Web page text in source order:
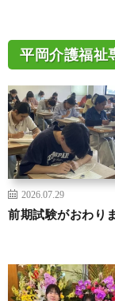
平岡介護福祉
2026.07.29
前期試験がおわり